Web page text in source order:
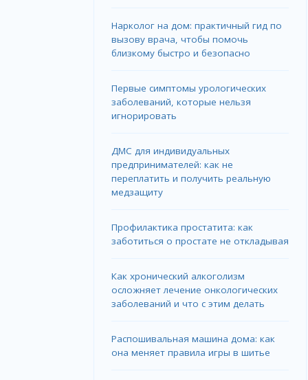
Нарколог на дом: практичный гид по
вызову врача, чтобы помочь
близкому быстро и безопасно
Первые симптомы урологических
заболеваний, которые нельзя
игнорировать
ДМС для индивидуальных
предпринимателей: как не
переплатить и получить реальную
медзащиту
Профилактика простатита: как
заботиться о простате не откладывая
Как хронический алкоголизм
осложняет лечение онкологических
заболеваний и что с этим делать
Распошивальная машина дома: как
она меняет правила игры в шитье